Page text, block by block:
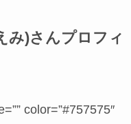
み)さんプロフィ
color=”#757575″